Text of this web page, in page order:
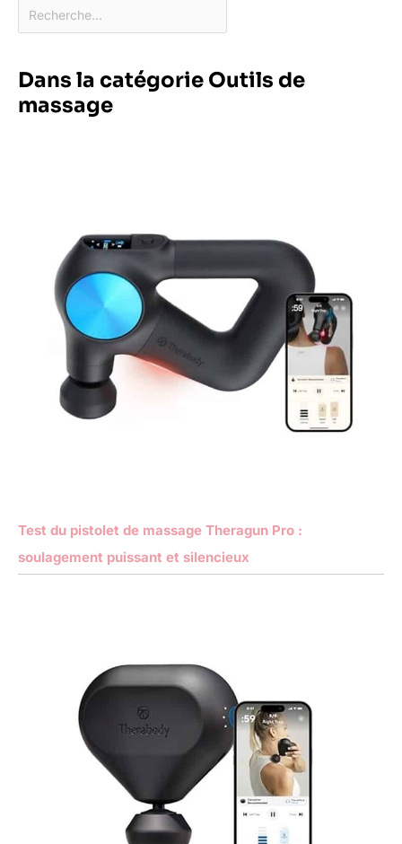
Dans la catégorie Outils de
massage
Test du pistolet de massage Theragun Pro :
soulagement puissant et silencieux